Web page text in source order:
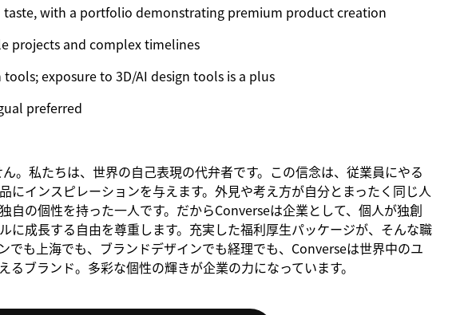
taste, with a portfolio demonstrating premium product creation
projects and complex timelines
exposure to 3D/AI design tools is a plus
preferred
。私たちは、世界の自己表現の代弁者です。この信念は、従業員にやる
にインスピレーションを与えます。外見や考え方が自分とまったく同じ人
自の個性を持った一人です。だからConverseは企業として、個人が独創
に成長する自由を尊重します。充実した福利厚生パッケージが、そんな職
でも上海でも、ブランドデザインでも経理でも、Converseは世界中のユ
ブランド。多彩な個性の輝きが企業の力になっています。